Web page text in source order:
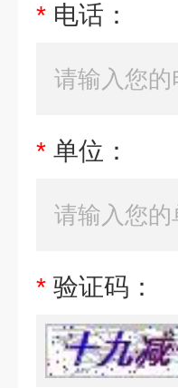
* 电话：
* 单位：
* 验证码：